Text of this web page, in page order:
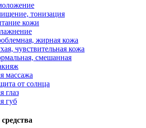
тонизация
кожи
жирная кожа
чувствительная кожа
смешанная
массажа
от солнца
глаз
губ